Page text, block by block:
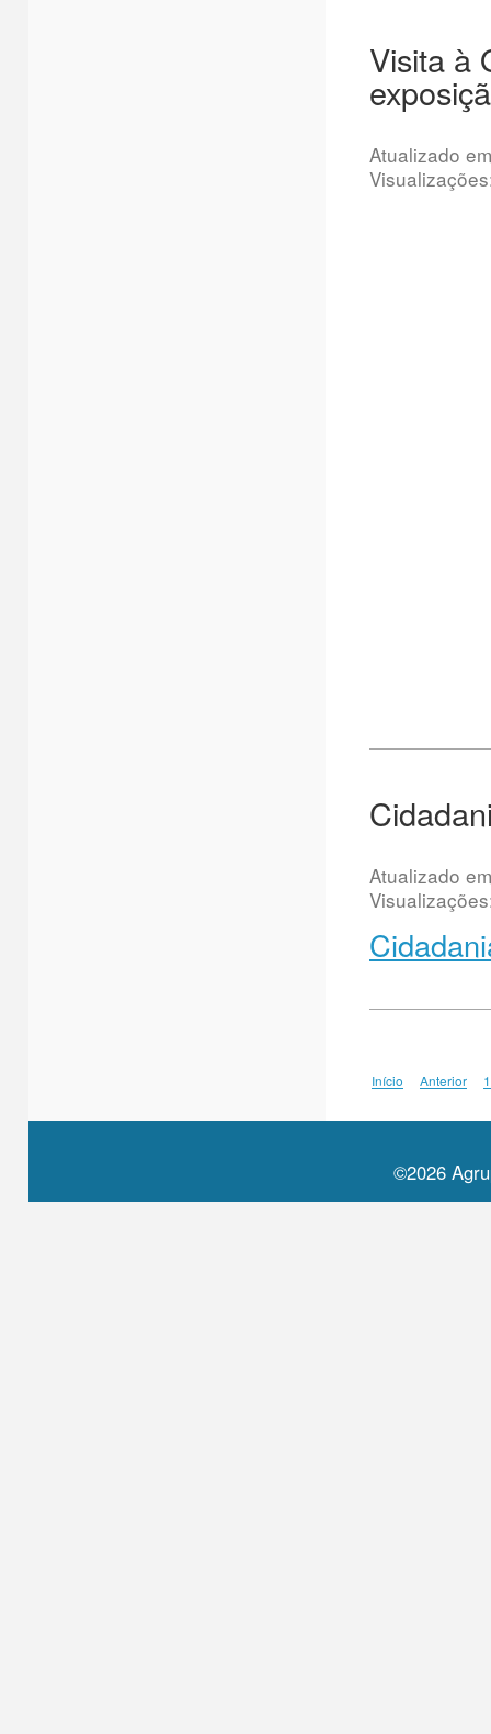
Visita à
Atualizado
Atualizado
Início Anterior 1
©2026